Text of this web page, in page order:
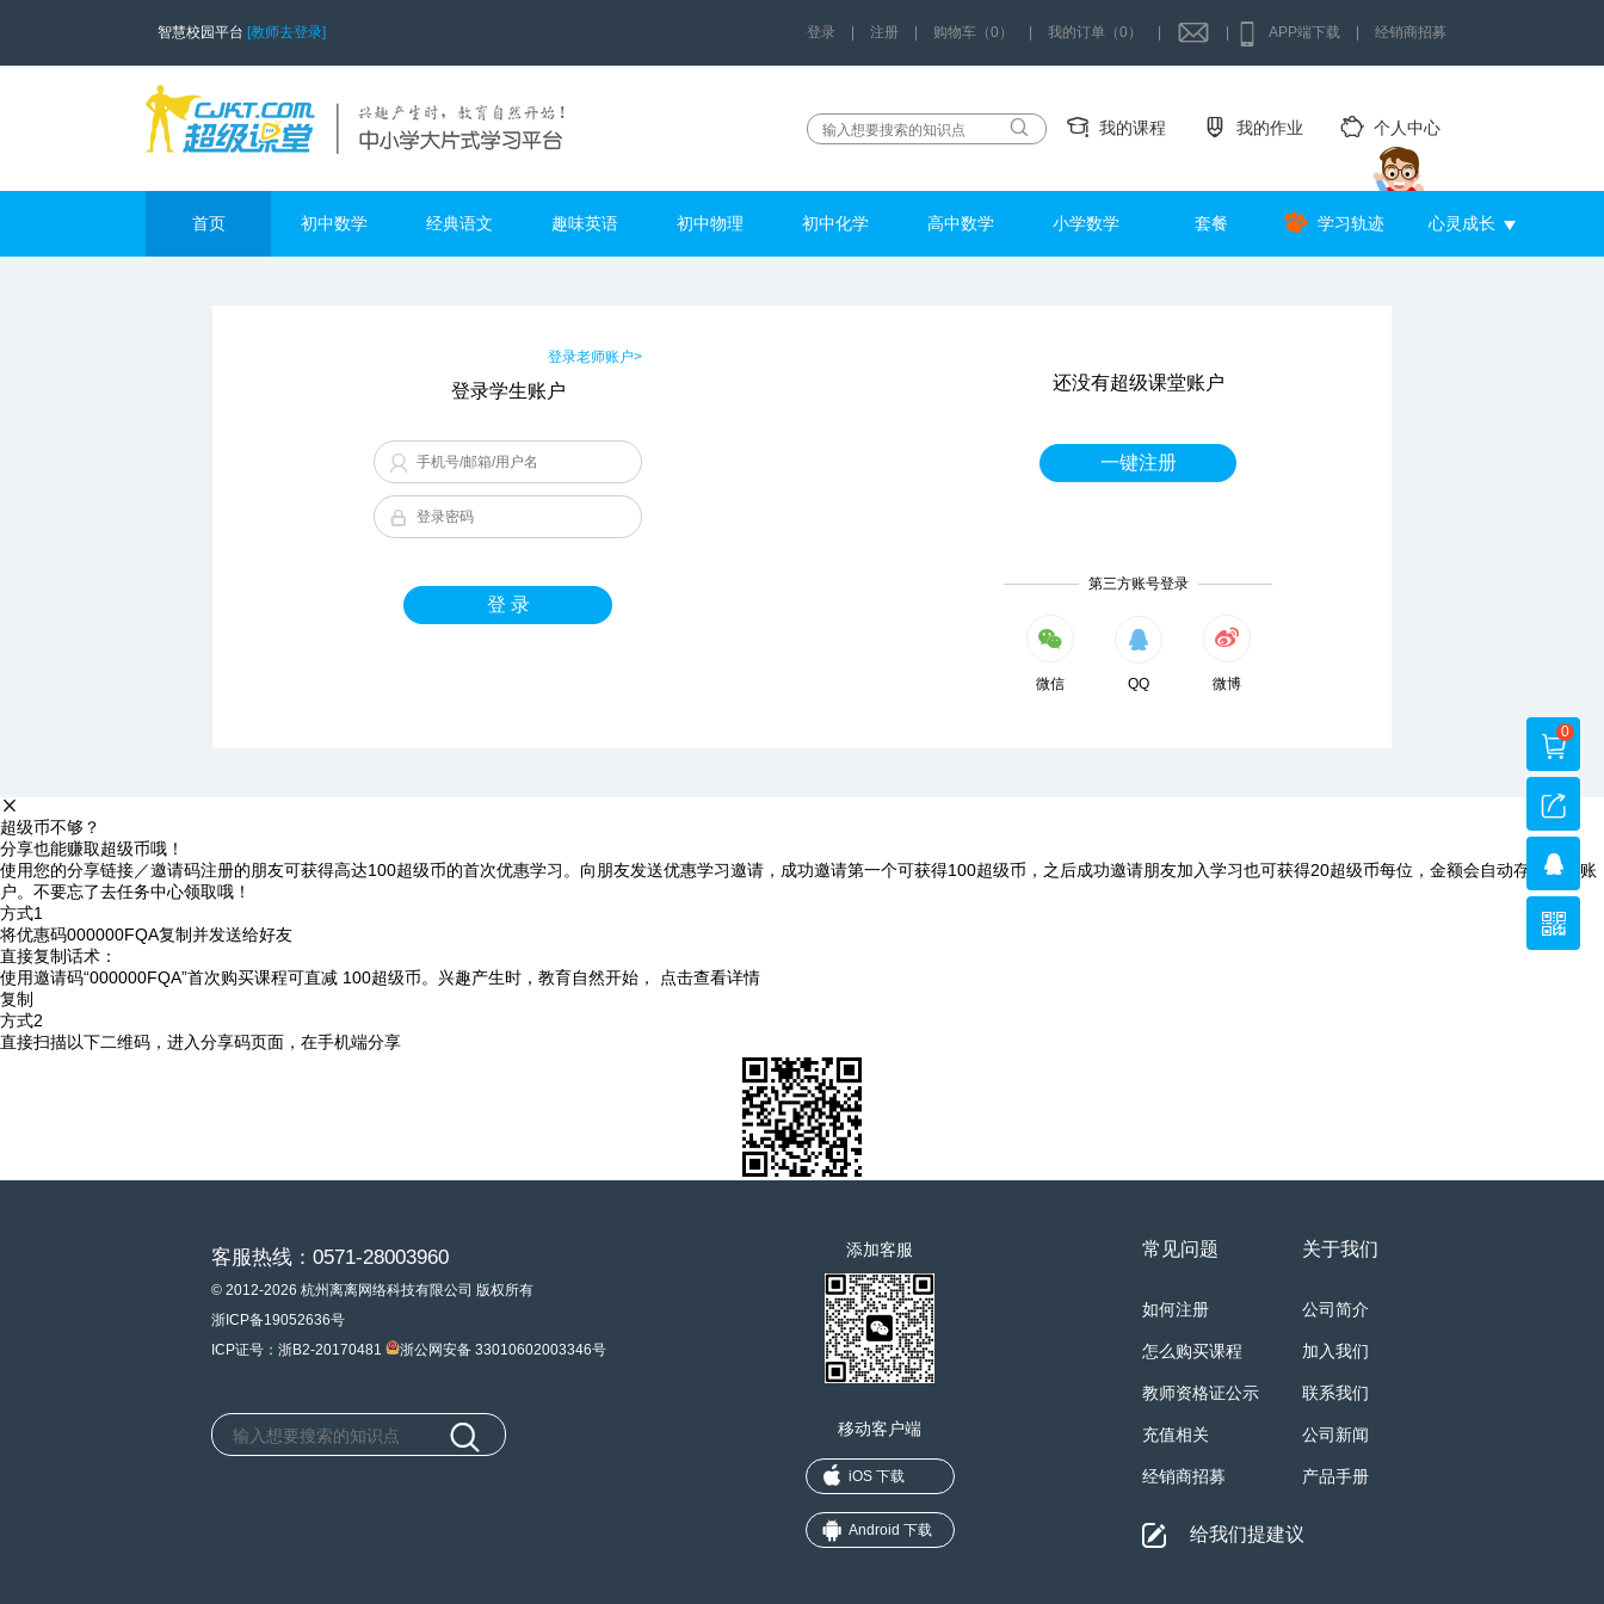
智慧校园平台 [教师去登录] 登录 注册 购物车（0） 我的订单（0） APP端下载 经销商招募
我的课程 我的作业 个人中心
首页 初中数学 经典语文 趣味英语 初中物理 初中化学 高中数学 小学数学 套餐 学习轨迹 心灵成长
登录老师账户>
登录学生账户
登 录
还没有超级课堂账户
一键注册
第三方账号登录
微信 QQ 微博
0
超级币不够？
分享也能赚取超级币哦！
使用您的分享链接／邀请码注册的朋友可获得高达100超级币的首次优惠学习。向朋友发送优惠学习邀请，成功邀请第一个可获得100超级币，之后成功邀请朋友加入学习也可获得20超级币每位，金额会自动存入您的账
户。不要忘了去任务中心领取哦！
方式1
将优惠码000000FQA复制并发送给好友
直接复制话术：
使用邀请码“000000FQA”首次购买课程可直减 100超级币。兴趣产生时，教育自然开始， 点击查看详情
复制
方式2
直接扫描以下二维码，进入分享码页面，在手机端分享
客服热线：0571-28003960
© 2012-2026 杭州离离网络科技有限公司 版权所有
浙ICP备19052636号
ICP证号：浙B2-20170481
浙公网安备 33010602003346号
添加客服
移动客户端
iOS 下载
Android 下载
常见问题
如何注册
怎么购买课程
教师资格证公示
充值相关
经销商招募
关于我们
公司简介
加入我们
联系我们
公司新闻
产品手册
给我们提建议